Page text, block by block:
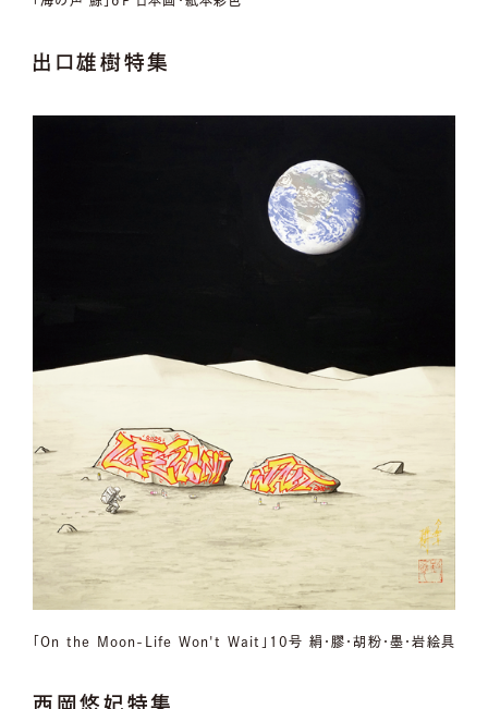
出口雄樹特集
「On the Moon-Life Won't Wait」10号 絹・膠・胡粉・墨・岩絵具
西岡悠妃特集